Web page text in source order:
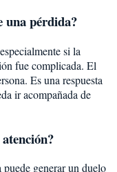
una pérdida?
si la
fue complicada. El
Es una respuesta
ir acompañada de
generar un duelo